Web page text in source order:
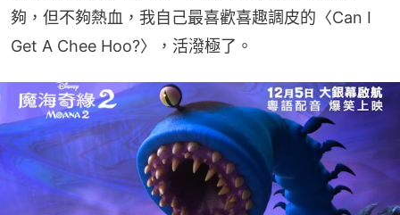
夠，但不夠熱血，我自己最喜歡喜趣調皮的〈Can I
Get A Chee Hoo?〉，活潑極了。